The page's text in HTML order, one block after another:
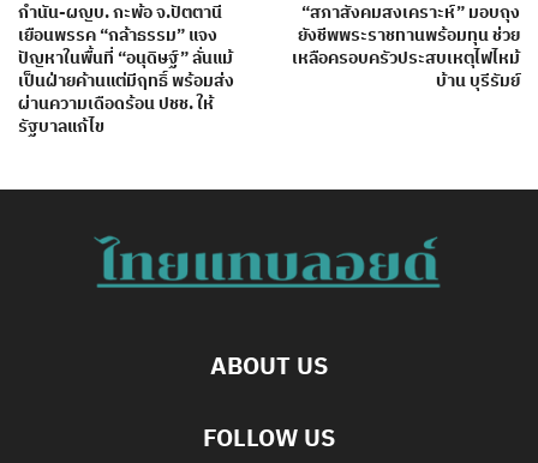
กำนัน-ผญบ. กะพ้อ จ.ปัตตานี
เยือนพรรค “กล้าธรรม” แจง
ปัญหาในพื้นที่ “อนุดิษฐ์” ลั่นแม้
เป็นฝ่ายค้านแต่มีฤทธิ์ พร้อมส่ง
ผ่านความเดือดร้อน ปชช. ให้
รัฐบาลแก้ไข
“สภาสังคมสงเคราะห์” มอบถุง
ยังชีพพระราชทานพร้อมทุน ช่วย
เหลือครอบครัวประสบเหตุไฟไหม้
บ้าน บุรีรัมย์
ABOUT US
FOLLOW US